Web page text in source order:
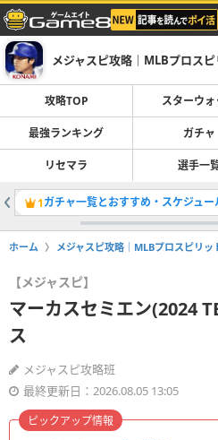
メジャスピ攻略｜MLBプロスピ
攻略TOP スターウォ
最強ランキング ガチャ
リセマラ 選手一
1ガチャ一覧とおすすめ・スケジュー
ホーム メジャスピ攻略｜MLBプロスピリッ
【メジャスピ】
マーカスセミエン(2024
ス
メジャスピ攻略班
最終更新日：2026.08.05 13:05
ピックアップ情報